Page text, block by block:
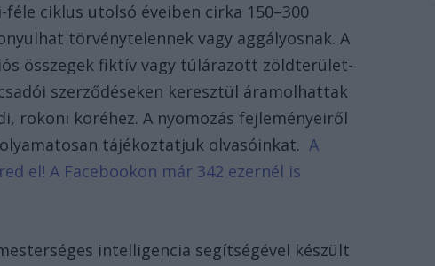
ciklus utolsó éveiben cirka 150–300
törvénytelennek vagy aggályosnak. A
összegek fiktív vagy túlárazott zöldterület-
szerződéseken keresztül áramolhattak
rokoni köréhez. A nyomozás fejleményeiről
tájékoztatjuk olvasóinkat.A
el! A Facebookon már 342 ezernél is
intelligencia segítségével készült